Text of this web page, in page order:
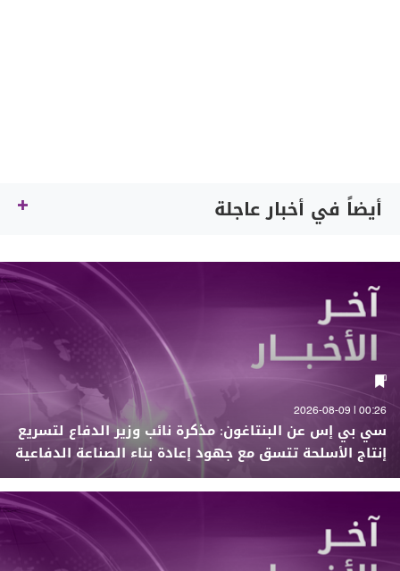
أيضاً في أخبار عاجلة
00:26 | 2026-08-09
سي بي إس عن البنتاغون: مذكرة نائب وزير الدفاع لتسريع
إنتاج الأسلحة تتسق مع جهود إعادة بناء الصناعة الدفاعية